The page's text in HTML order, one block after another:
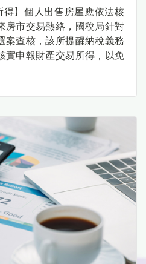
得】個人出售房屋應依法核
房市交易熱絡，國稅局針對
案查核，該所提醒納稅義務
實申報財產交易所得，以免